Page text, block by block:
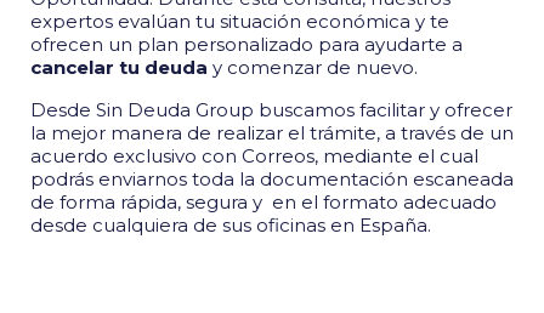
expertos evalúan tu situación económica y te
ofrecen un plan personalizado para ayudarte a
cancelar tu deuda y comenzar de nuevo.
Desde Sin Deuda Group buscamos facilitar y ofrecer
la mejor manera de realizar el trámite, a través de un
acuerdo exclusivo con Correos, mediante el cual
podrás enviarnos toda la documentación escaneada
de forma rápida, segura y en el formato adecuado
desde cualquiera de sus oficinas en España.